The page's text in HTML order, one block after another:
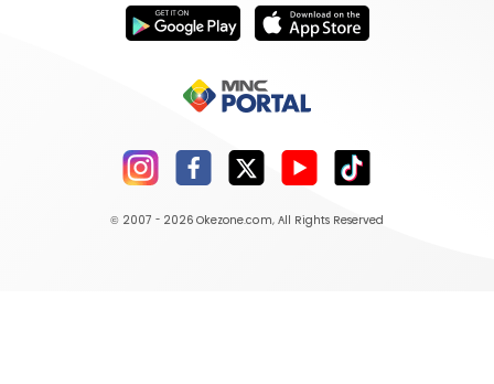
© 2007 - 2026 Okezone.com, All Rights Reserved